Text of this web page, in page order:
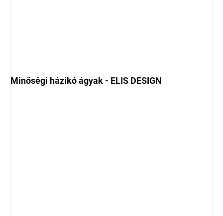
Minőségi házikó ágyak - ELIS DESIGN